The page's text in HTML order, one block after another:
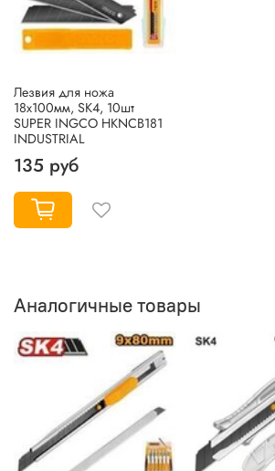
Лезвия для ножа
18х100мм, SK4, 10шт
SUPER INGCO HKNCB181
INDUSTRIAL
135 руб
Аналогичные товары